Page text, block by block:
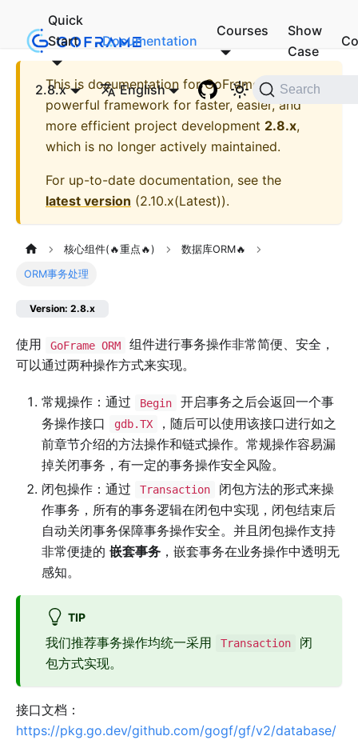
Quick
Start
Documentation
Courses
Show
Case
2.8.x English Search
This is documentation forGoFrame - A
powerful framework for faster, easier, and
more efficient project development 2.8.x,
which is no longer actively maintained.
For up-to-date documentation, see the
latest version (2.10.x(Latest)).
核心组件(🔥重点🔥) 数据库ORM🔥
ORM事务处理
Version: 2.8.x
使用 GoFrame ORM
组件进行事务操作非常简便、安全，
可以通过两种操作方式来实现。
常规操作：通过 Begin
开启事务之后会返回一个事
务操作接口
gdb.TX
，随后可以使用该接口进行如之
前章节介绍的方法操作和链式操作。常规操作容易漏
掉关闭事务，有一定的事务操作安全风险。
闭包操作：通过
Transaction
闭包方法的形式来操
作事务，所有的事务逻辑在闭包中实现，闭包结束后
自动关闭事务保障事务操作安全。并且闭包操作支持
非常便捷的 嵌套事务 ，嵌套事务在业务操作中透明无
感知。
TIP
我们推荐事务操作均统一采用 Transaction
闭
包方式实现。
接口文档：
https://pkg.go.dev/github.com/gogf/gf/v2/database/